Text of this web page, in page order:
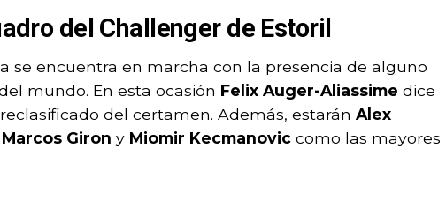
del Challenger de Estoril
se encuentra en marcha con la presencia de alguno
mundo. En esta ocasión Felix Auger-Aliassime dice
del certamen. Además, estarán Alex
Marcos Giron y Miomir Kecmanovic como las mayores